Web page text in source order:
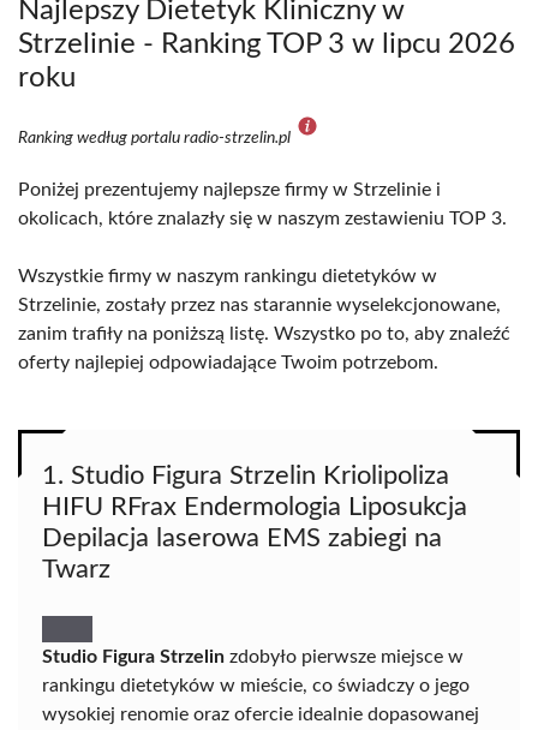
Najlepszy Dietetyk Kliniczny w
Strzelinie - Ranking TOP 3 w lipcu 2026
roku
Ranking według portalu radio-strzelin.pl
Poniżej prezentujemy najlepsze firmy w Strzelinie i
okolicach, które znalazły się w naszym zestawieniu TOP 3.
Wszystkie firmy w naszym rankingu dietetyków w
Strzelinie, zostały przez nas starannie wyselekcjonowane,
zanim trafiły na poniższą listę. Wszystko po to, aby znaleźć
oferty najlepiej odpowiadające Twoim potrzebom.
1. Studio Figura Strzelin Kriolipoliza
HIFU RFrax Endermologia Liposukcja
Depilacja laserowa EMS zabiegi na
Twarz
Studio Figura Strzelin zdobyło pierwsze miejsce w
rankingu dietetyków w mieście, co świadczy o jego
wysokiej renomie oraz ofercie idealnie dopasowanej